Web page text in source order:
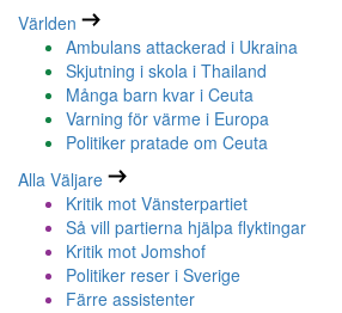
Världen
Ambulans attackerad i Ukraina
Skjutning i skola i Thailand
Många barn kvar i Ceuta
Varning för värme i Europa
Politiker pratade om Ceuta
Alla Väljare
Kritik mot Vänsterpartiet
Så vill partierna hjälpa flyktingar
Kritik mot Jomshof
Politiker reser i Sverige
Färre assistenter